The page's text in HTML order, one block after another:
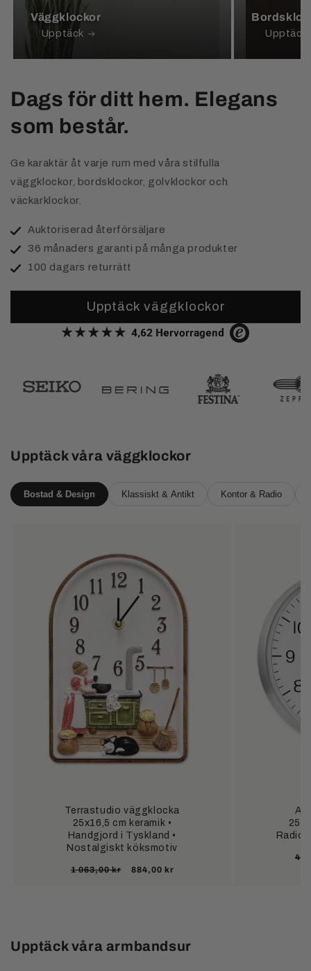
Dags för ditt hem. Elegans
som består.
Ge karaktär åt varje rum med våra stilfulla
väggklockor, bordsklockor, golvklockor och
väckarklockor.
Auktoriserad återförsäljare
36 månaders garanti på många produkter
100 dagars returrätt
Upptäck väggklockor
Väggklockor
Upptäck Upptäck
Upptäck våra väggklockor
Bostad & Design Klassiskt & Antikt Kontor & Radio
Terrastudio väggklocka
25x16,5 cm keramik •
Handgjord i Tyskland •
Nostalgiskt köksmotiv
Ordinarie
1 063,00 kr Försäljningspris
884,00 kr
Upptäck våra armbandsur